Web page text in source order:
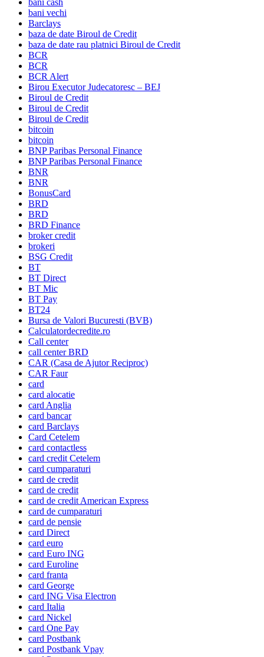
bani cash
bani vechi
Barclays
baza de date Biroul de Credit
baza de date rau platnici Biroul de Credit
BCR
BCR
BCR Alert
Birou Executor Judecatoresc – BEJ
Biroul de Credit
Biroul de Credit
Biroul de Credit
bitcoin
bitcoin
BNP Paribas Personal Finance
BNP Paribas Personal Finance
BNR
BNR
BonusCard
BRD
BRD
BRD Finance
broker credit
brokeri
BSG Credit
BT
BT Direct
BT Mic
BT Pay
BT24
Bursa de Valori Bucuresti (BVB)
Calculatordecredite.ro
Call center
call center BRD
CAR (Casa de Ajutor Reciproc)
CAR Faur
card
card alocatie
card Anglia
card bancar
card Barclays
Card Cetelem
card contactless
card credit Cetelem
card cumparaturi
card de credit
card de credit
card de credit American Express
card de cumparaturi
card de pensie
card Direct
card euro
card Euro ING
card Euroline
card franta
card George
card ING Visa Electron
card Italia
card Nickel
card One Pay
card Postbank
card Postbank Vpay